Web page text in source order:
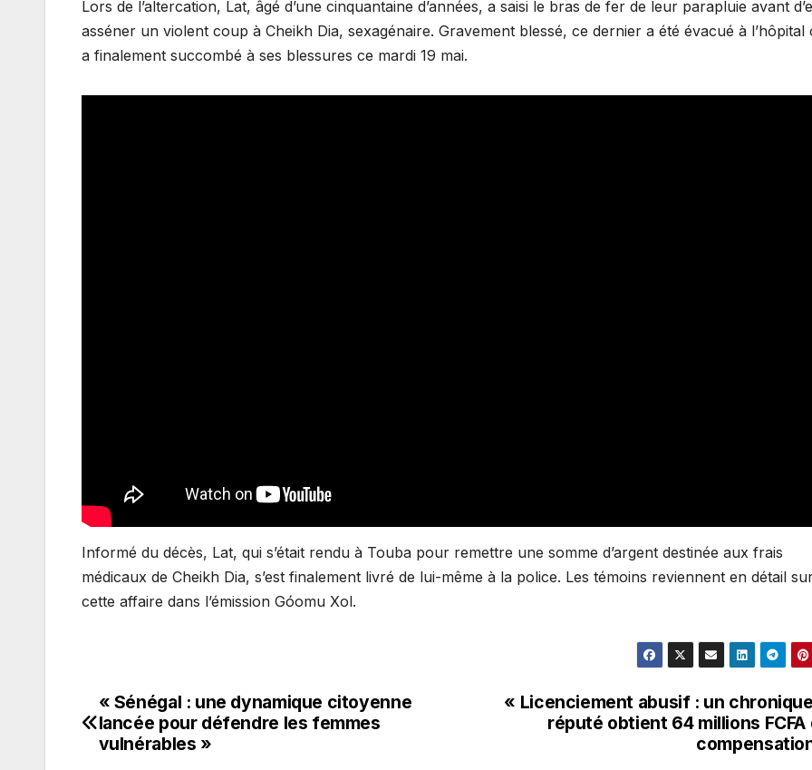
Lors de l’altercation, Lat, âgé d’une cinquantaine d’années, a saisi le bras de fer de leur parapluie avant
asséner un violent coup à Cheikh Dia, sexagénaire. Gravement blessé, ce dernier a été évacué à l’hôpital
a finalement succombé à ses blessures ce mardi 19 mai.
Informé du décès, Lat, qui s’était rendu à Touba pour remettre une somme d’argent destinée aux frais
médicaux de Cheikh Dia, s’est finalement livré de lui-même à la police. Les témoins reviennent en détail
cette affaire dans l’émission Góomu Xol.
Navigation
de
« Licenciement abusif : un
réputé obtient 64 millions FCFA
« Sénégal : une dynamique citoyenne
lancée pour défendre les femmes
vulnérables »